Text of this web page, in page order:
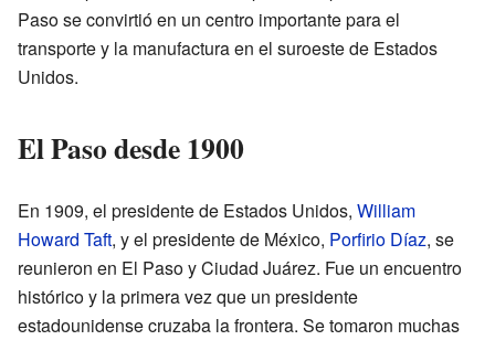
Paso se convirtió en un centro importante para el
transporte y la manufactura en el suroeste de Estados
Unidos.
El Paso desde 1900
En 1909, el presidente de Estados Unidos, William
Howard Taft, y el presidente de México, Porfirio Díaz, se
reunieron en El Paso y Ciudad Juárez. Fue un encuentro
histórico y la primera vez que un presidente
estadounidense cruzaba la frontera. Se tomaron muchas